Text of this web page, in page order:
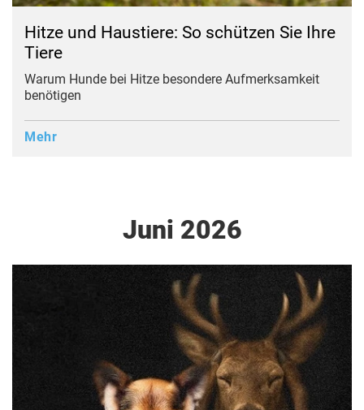
Hitze und Haustiere: So schützen Sie Ihre
Tiere
Warum Hunde bei Hitze besondere Aufmerksamkeit
benötigen
Mehr
Juni 2026